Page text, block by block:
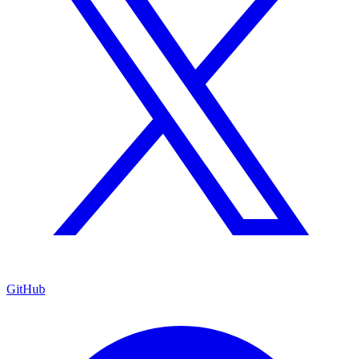
GitHub